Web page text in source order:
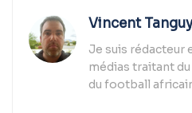
Vincent Tanguy
Je suis rédacteur
médias traitant du
du football